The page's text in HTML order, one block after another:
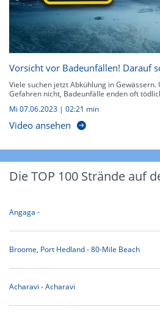
Vorsicht vor Badeunfällen! Darauf
Viele suchen jetzt Abkühlung in
Gefahren nicht, Badeunfälle enden oft
Mi 07.06.2023 | 02:21 min
Video ansehen
Die TOP 100 Strände auf
Angaga -
Broome, Port Hedland - 80-Mile Beach
Acharavi - Acharavi